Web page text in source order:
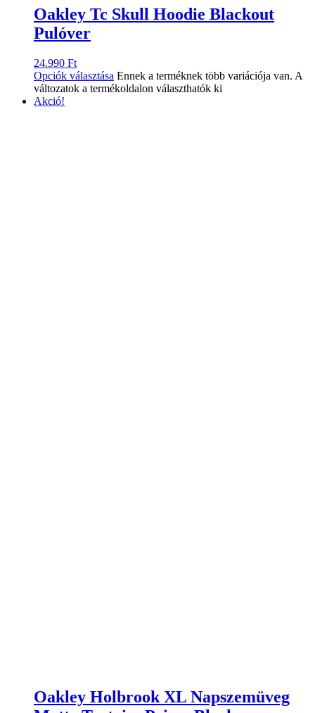
Oakley Tc Skull Hoodie Blackout
Pulóver
24.990 Ft
Opciók választása Ennek a terméknek több variációja van. A
változatok a termékoldalon választhatók ki
Akció!
Oakley Holbrook XL Napszemüveg